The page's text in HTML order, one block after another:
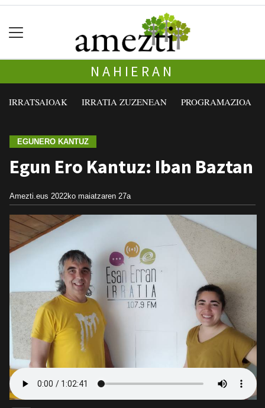
NAHIERAN
IRRATSAIOAK IRRATIA ZUZENEAN PROGRAMAZIOA
EGUNERO KANTUZ
Egun Ero Kantuz: Iban Baztan
Amezti.eus 2022ko maiatzaren 27a